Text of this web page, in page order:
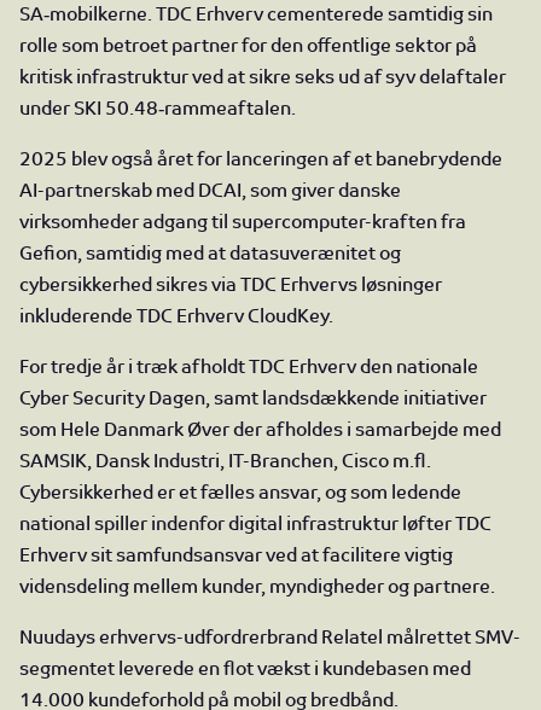
SA‑mobilkerne. TDC Erhverv cementerede samtidig sin
rolle som betroet partner for den offentlige sektor på
kritisk infrastruktur ved at sikre seks ud af syv delaftaler
under SKI 50.48‑rammeaftalen.
2025 blev også året for lanceringen af et banebrydende
AI-partnerskab med DCAI, som giver danske
virksomheder adgang til supercomputer-kraften fra
Gefion, samtidig med at datasuverænitet og
cybersikkerhed sikres via TDC Erhvervs løsninger
inkluderende TDC Erhverv CloudKey.
For tredje år i træk afholdt TDC Erhverv den nationale
Cyber Security Dagen, samt landsdækkende initiativer
som Hele Danmark Øver der afholdes i samarbejde med
SAMSIK, Dansk Industri, IT-Branchen, Cisco m.fl.
Cybersikkerhed er et fælles ansvar, og som ledende
national spiller indenfor digital infrastruktur løfter TDC
Erhverv sit samfundsansvar ved at facilitere vigtig
vidensdeling mellem kunder, myndigheder og partnere.
Nuudays erhvervs-udfordrerbrand Relatel målrettet SMV-
segmentet leverede en flot vækst i kundebasen med
14.000 kundeforhold på mobil og bredbånd.